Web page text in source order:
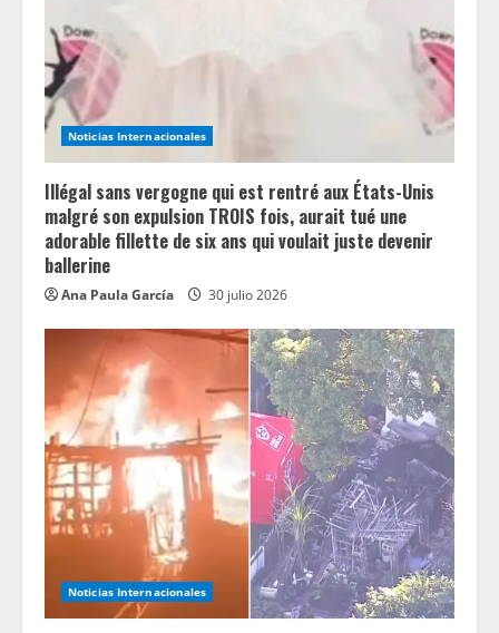
Noticias Internacionales
Illégal sans vergogne qui est rentré aux États-Unis
malgré son expulsion TROIS fois, aurait tué une
adorable fillette de six ans qui voulait juste devenir
ballerine
Ana Paula García 30 julio 2026
Noticias Internacionales